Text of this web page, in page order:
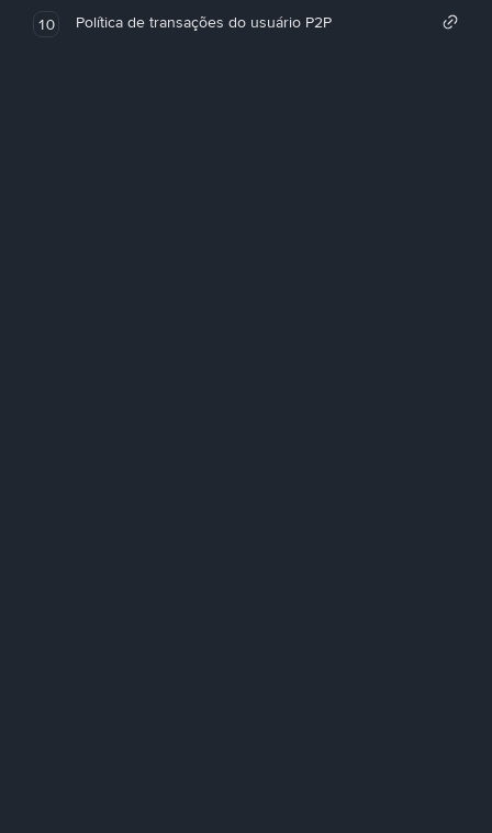
10 Política de transações do usuário P2P